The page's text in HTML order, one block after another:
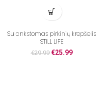
Sulankstomas pirkinių krepšelis
STILL LIFE
€29.99 €25.99